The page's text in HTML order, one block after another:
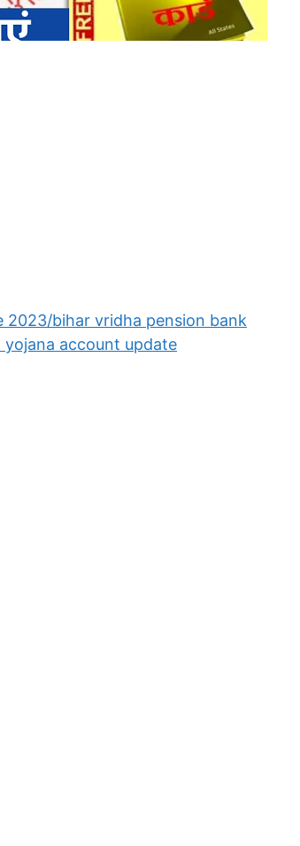
bihar vridha pension bank
account update